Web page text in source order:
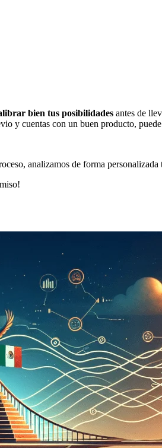
bien tus posibilidades antes de
y cuentas con un buen producto,
analizamos de forma